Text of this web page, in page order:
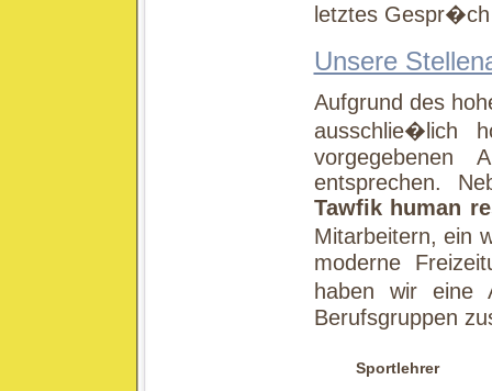
letztes
Unsere
Aufgrund des
ausschlie�lich
vorgegebenen
entsprechen.
Tawfik human
Mitarbeitern, ein
moderne
haben wir eine
Berufsgruppen
Sportlehrer